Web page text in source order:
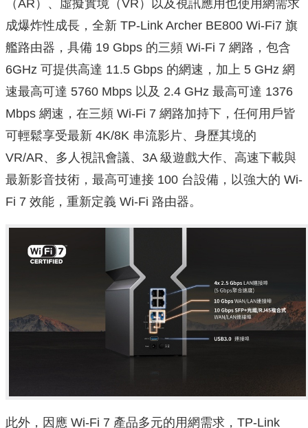
（AR）、虛擬實境（VR）以及視訊應用也使用網需求
成爆炸性成長，全新 TP-Link Archer BE800 Wi-Fi7 旗
艦路由器，具備 19 Gbps 的三頻 Wi-Fi 7 網路，包含
6GHz 可提供高達 11.5 Gbps 的網速，加上 5 GHz 網
速最高可達 5760 Mbps 以及 2.4 GHz 最高可達 1376
Mbps 網速，在三頻 Wi-Fi 7 網路加持下，任何用戶皆
可輕鬆享受最新 4K/8K 串流影片、身歷其境的
VR/AR、多人視訊會議、3A 級遊戲大作、高速下載與
最新影音技術，最高可連接 100 台設備，以強大的 Wi-
Fi 7 效能，重新定義 Wi-Fi 路由器。
此外，因應 Wi-Fi 7 產品多元的用網需求，TP-Link